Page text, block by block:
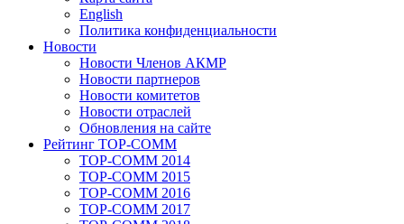
English
Политика конфиденциальности
Новости
Новости Членов АКМР
Новости партнеров
Новости комитетов
Новости отраслей
Обновления на сайте
Рейтинг TOP-COMM
TOP-COMM 2014
TOP-COMM 2015
TOP-COMM 2016
TOP-COMM 2017